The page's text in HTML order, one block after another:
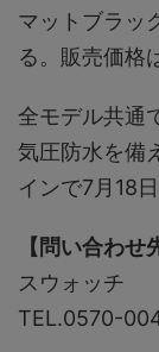
マットブラッ
る。販売価格
全モデル共通
気圧防水を備
インで7月18
【問い合わせ
スウォッチ
TEL.0570-